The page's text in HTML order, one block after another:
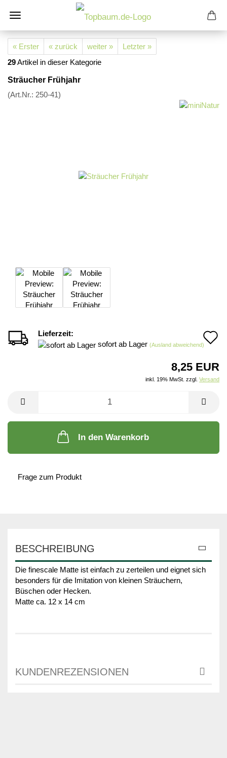
« Erster « zurück weiter »
Letzter »
29Artikel in dieser Kategorie
Sträucher Frühjahr
(Art.Nr.: 250-41)
Lieferzeit:
sofort ab Lager (Ausland abweichend)
8,25 EUR
inkl. 19% MwSt. zzgl. Versand
In den Warenkorb
Frage zum Produkt
BESCHREIBUNG
Die finescale Matte ist einfach zu zerteilen und eignet sich
besonders für die Imitation von kleinen Sträuchern,
Büschen oder Hecken.
Matte ca. 12 x 14 cm
KUNDENREZENSIONEN